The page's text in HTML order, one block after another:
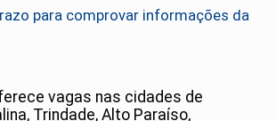
para comprovar informações da
vagas nas cidades de
Trindade, Alto Paraíso,